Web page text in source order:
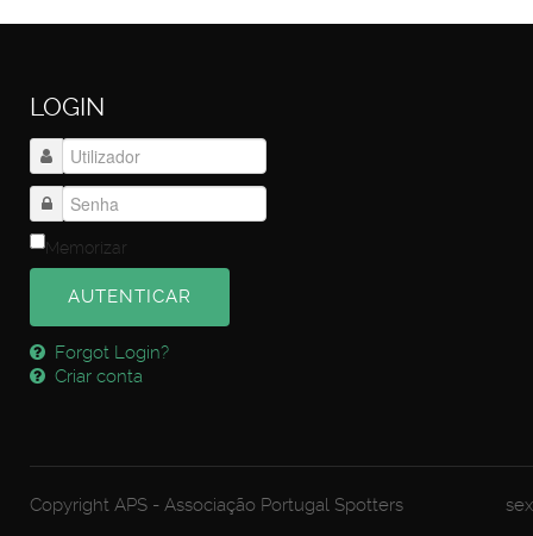
LOGIN
Memorizar
AUTENTICAR
Forgot Login?
Criar conta
Copyright APS - Associação Portugal Spotters